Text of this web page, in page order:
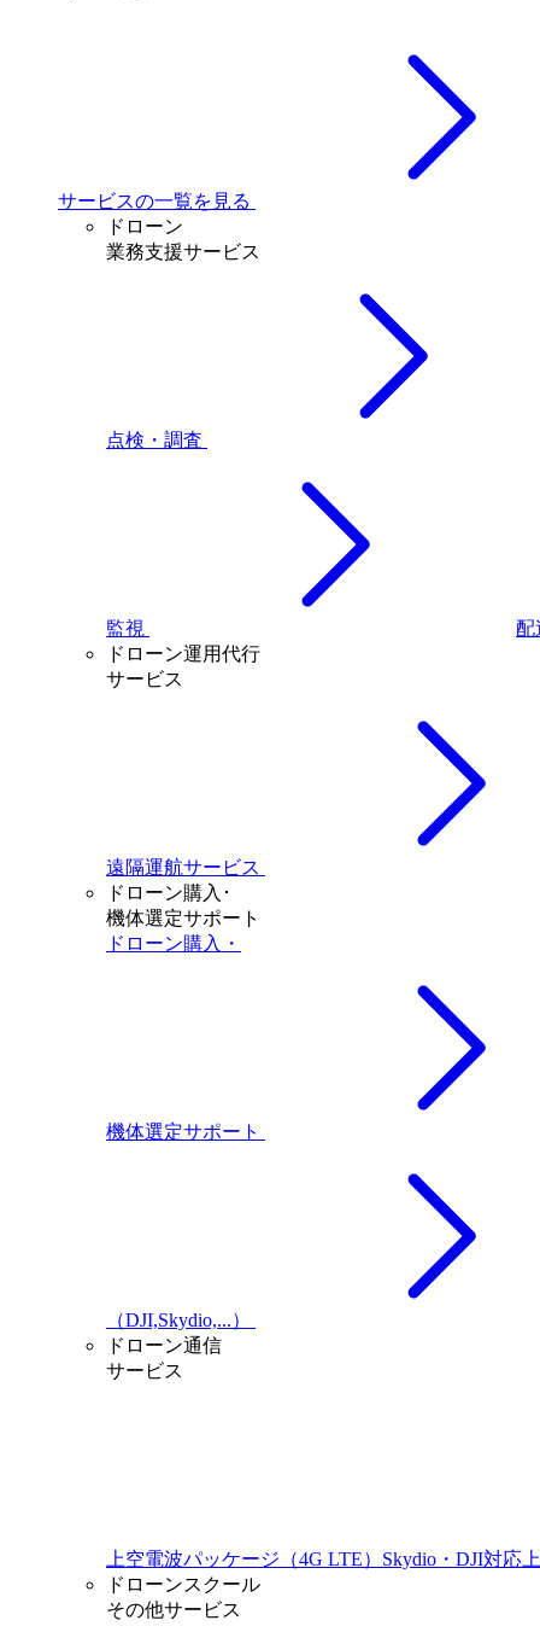
サービスの一覧を見る
ドローン
業務支援サービス
点検・調査
監視 配
ドローン運用代行
サービス
遠隔運航サービス
ドローン購入･
機体選定サポート
ドローン購入・
機体選定サポート
（DJI,Skydio,...）
ドローン通信
サービス
上空電波パッケージ（4G LTE）Skydio・DJI対応
ドローンスクール
その他サービス